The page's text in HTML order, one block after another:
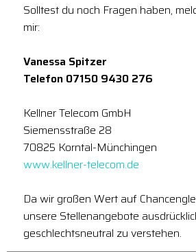
Solltest du noch Fragen haben,
mir:
Vanessa Spitzer
Telefon 07150 9430 276
Kellner Telecom GmbH
Siemensstraße 28
70825 Korntal-Münchingen
www.kellner-telecom.de
Da wir großen Wert auf
unsere Stellenangebote
geschlechtsneutral zu verstehen.